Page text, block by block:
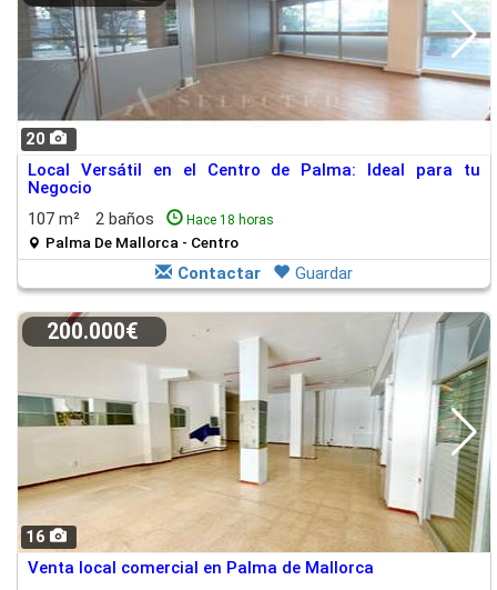
20
Local Versátil en el Centro de Palma: Ideal para tu
Negocio
107 m²
2 baños Hace 18 horas
Palma De Mallorca - Centro
Contactar Guardar
16
200.000€
Venta local comercial en Palma de Mallorca